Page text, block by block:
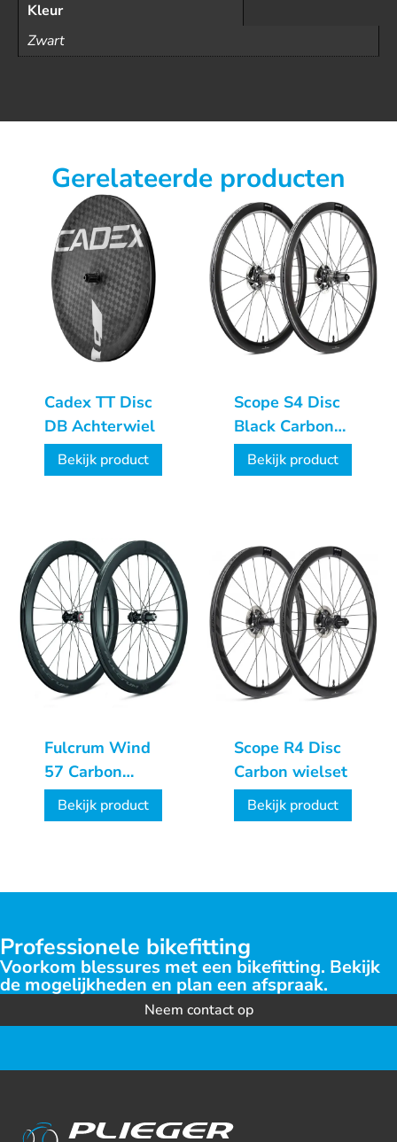
Kleur
Zwart
Gerelateerde producten
Cadex TT Disc
DB Achterwiel
Bekijk product
Scope S4 Disc
Black Carbon
wielset
Bekijk product
Fulcrum Wind
57 Carbon
wielset
Bekijk product
Scope R4 Disc
Carbon wielset
Bekijk product
Professionele bikefitting
Voorkom blessures met een bikefitting. Bekijk
de mogelijkheden en plan een afspraak.
Neem contact op